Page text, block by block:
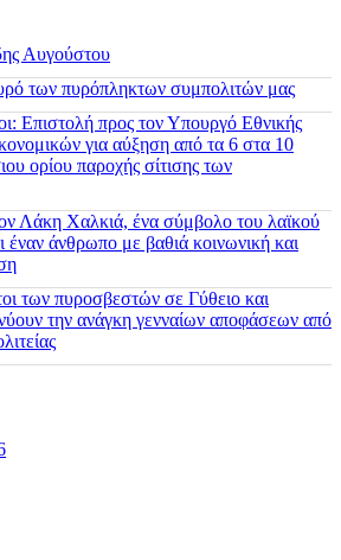
Αυγούστου
των πυρόπληκτων συμπολιτών μας
Επιστολή προς τον Υπουργό Εθνικής
για αύξηση από τα 6 στα 10
ορίου παροχής σίτισης των
Λάκη Χαλκιά, ένα σύμβολο του λαϊκού
έναν άνθρωπο με βαθιά κοινωνική και
των πυροσβεστών σε Γύθειο και
την ανάγκη γενναίων αποφάσεων από